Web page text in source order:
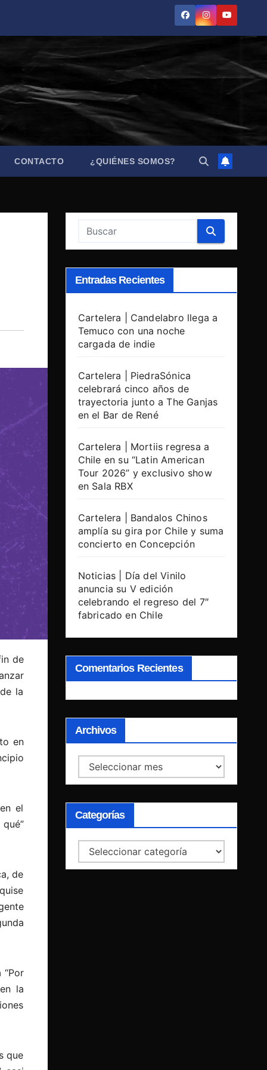
CONTACTO ¿QUIÉNES SOMOS?
de
la
en
el
de
la
que
Entradas Recientes
Cartelera | Candelabro llega a
Temuco con una noche
cargada de indie
Cartelera | PiedraSónica
celebrará cinco años de
trayectoria junto a The Ganjas
en el Bar de René
Cartelera | Mortiis regresa a
Chile en su “Latin American
Tour 2026” y exclusivo show
en Sala RBX
Cartelera | Bandalos Chinos
amplía su gira por Chile y suma
concierto en Concepción
Noticias | Día del Vinilo
anuncia su V edición
celebrando el regreso del 7″
fabricado en Chile
Comentarios Recientes
Archivos
Archivos
Categorías
Categorías